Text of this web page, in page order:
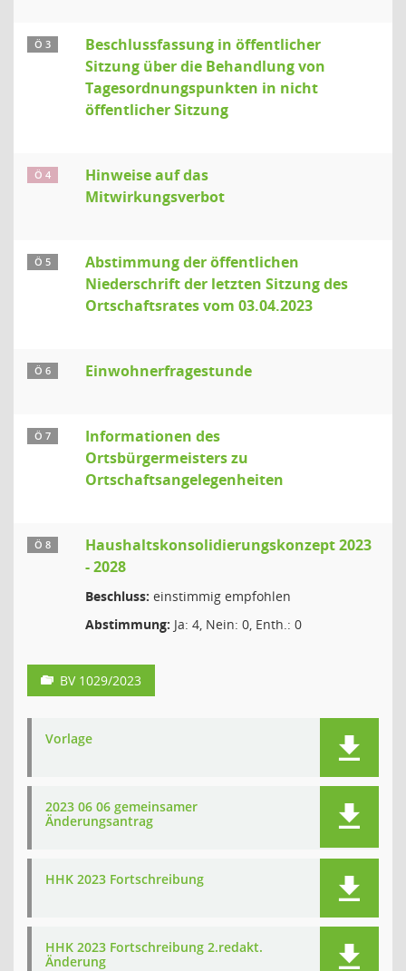
Ö 3
Beschlussfassung in öffentlicher
Sitzung über die Behandlung von
Tagesordnungspunkten in nicht
öffentlicher Sitzung
Ö 4
Hinweise auf das
Mitwirkungsverbot
Ö 5
Abstimmung der öffentlichen
Niederschrift der letzten Sitzung des
Ortschaftsrates vom 03.04.2023
Ö 6 Einwohnerfragestunde
Ö 7
Informationen des
Ortsbürgermeisters zu
Ortschaftsangelegenheiten
Ö 8
Haushaltskonsolidierungskonzept 2023
- 2028
Beschluss: einstimmig empfohlen
Abstimmung: Ja: 4, Nein: 0, Enth.: 0
BV 1029/2023
Vorlage
2023 06 06 gemeinsamer
Änderungsantrag
HHK 2023 Fortschreibung
HHK 2023 Fortschreibung 2.redakt.
Änderung